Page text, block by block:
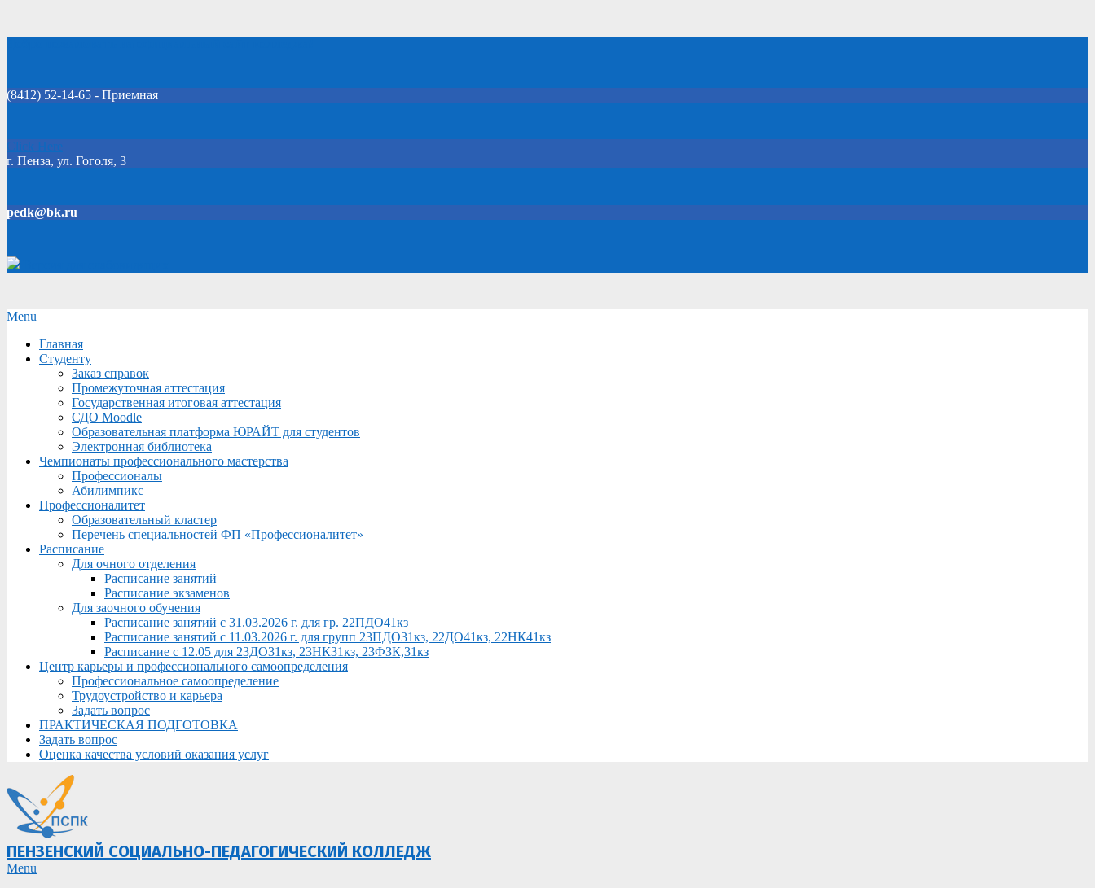
(8412) 52-14-65 - Приемная
Click Here
г. Пенза, ул. Гоголя, 3
pedk@bk.ru
Secondary
Menu
Menu
Главная
Студенту
Заказ справок
Промежуточная аттестация
Государственная итоговая аттестация
СДО Moodle
Образовательная платформа ЮРАЙТ для студентов
Электронная библиотека
Чемпионаты профессионального мастерства
Профессионалы
Абилимпикс
Профессионалитет
Образовательный кластер
Перечень специальностей ФП «Профессионалитет»
Расписание
Для очного отделения
Расписание занятий
Расписание экзаменов
Для заочного обучения
Расписание занятий с 31.03.2026 г. для гр. 22ПДО41кз
Расписание занятий с 11.03.2026 г. для групп 23ПДО31кз, 22ДО41кз, 22НК41кз
Расписание с 12.05 для 23ДО31кз, 23НК31кз, 23ФЗК,31кз
Центр карьеры и профессионального самоопределения
Профессиональное самоопределение
Трудоустройство и карьера
Задать вопрос
ПРАКТИЧЕСКАЯ ПОДГОТОВКА
Задать вопрос
Оценка качества условий оказания услуг
ПЕНЗЕНСКИЙ СОЦИАЛЬНО-ПЕДАГОГИЧЕСКИЙ КОЛЛЕДЖ
Primary
Menu